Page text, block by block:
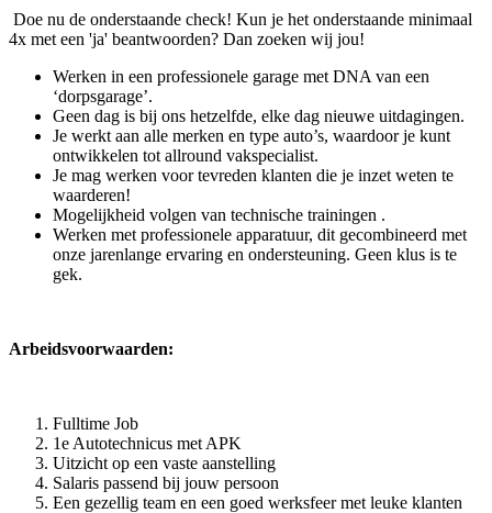
Doe nu de onderstaande check! Kun je het onderstaande minimaal
4x met een 'ja' beantwoorden? Dan zoeken wij jou!
Werken in een professionele garage met DNA van een
‘dorpsgarage’.
Geen dag is bij ons hetzelfde, elke dag nieuwe uitdagingen.
Je werkt aan alle merken en type auto’s, waardoor je kunt
ontwikkelen tot allround vakspecialist.
Je mag werken voor tevreden klanten die je inzet weten te
waarderen!
Mogelijkheid volgen van technische trainingen .
Werken met professionele apparatuur, dit gecombineerd met
onze jarenlange ervaring en ondersteuning. Geen klus is te
gek.
Arbeidsvoorwaarden:
Fulltime Job
1e Autotechnicus met APK
Uitzicht op een vaste aanstelling
Salaris passend bij jouw persoon
Een gezellig team en een goed werksfeer met leuke klanten